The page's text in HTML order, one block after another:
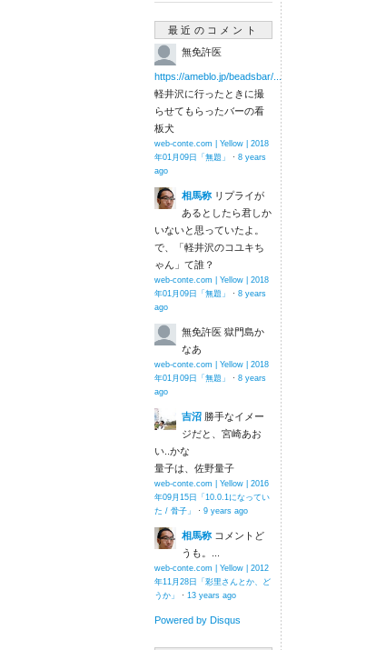
最近のコメント
無免許医
https://ameblo.jp/beadsbar/...
軽井沢に行ったときに撮
らせてもらったバーの看
板犬
web-conte.com | Yellow | 2018
年01月09日「無題」
· 8 years
ago
相馬称 リプライが
あるとしたら君しか
いないと思っていたよ。
で、「軽井沢のコユキち
ゃん」て誰？
web-conte.com | Yellow | 2018
年01月09日「無題」
· 8 years
ago
無免許医 獄門島か
なあ
web-conte.com | Yellow | 2018
年01月09日「無題」
· 8 years
ago
吉沼 勝手なイメー
ジだと、宮崎あお
い..かな
量子は、佐野量子
web-conte.com | Yellow | 2016
年09月15日「10.0.1になってい
た / 骨子」
· 9 years ago
相馬称 コメントど
うも。...
web-conte.com | Yellow | 2012
年11月28日「彩里さんとか、ど
うか」
· 13 years ago
Powered by Disqus